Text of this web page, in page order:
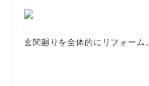
玄関廻りを全体的にリフォーム。